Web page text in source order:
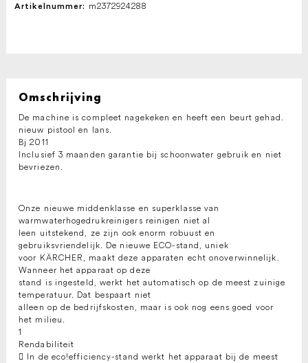
Artikelnummer: m2372924288
Omschrijving
De machine is compleet nagekeken en heeft een beurt gehad.
nieuw pistool en lans.
Bj 2011
Inclusief 3 maanden garantie bij schoonwater gebruik en niet
bevriezen.
Onze nieuwe middenklasse en superklasse van
warmwaterhogedrukreinigers reinigen niet al
leen uitstekend, ze zijn ook enorm robuust en
gebruiksvriendelijk. De nieuwe ECO-stand, uniek
voor KÄRCHER, maakt deze apparaten echt onoverwinnelijk.
Wanneer het apparaat op deze
stand is ingesteld, werkt het automatisch op de meest zuinige
temperatuur. Dat bespaart niet
alleen op de bedrijfskosten, maar is ook nog eens goed voor
het milieu.
1
Rendabiliteit
 In de eco!efficiency-stand werkt het apparaat bij de meest